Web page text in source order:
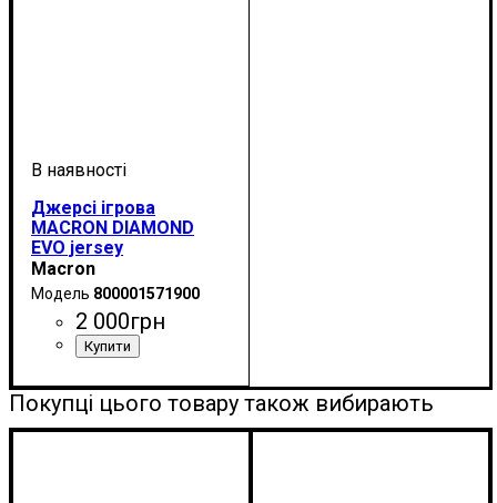
Джерсі ігрова
MACRON DIAMOND
EVO jersey
(800001571900)
Macron
800001571900
2 000грн
Покупці цього товару також вибирають